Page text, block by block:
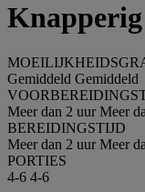
Gemiddeld Gemiddeld
Meer dan 2 uur Meer
BEREIDINGSTIJD
Meer dan 2 uur Meer
PORTIES
4-6 4-6